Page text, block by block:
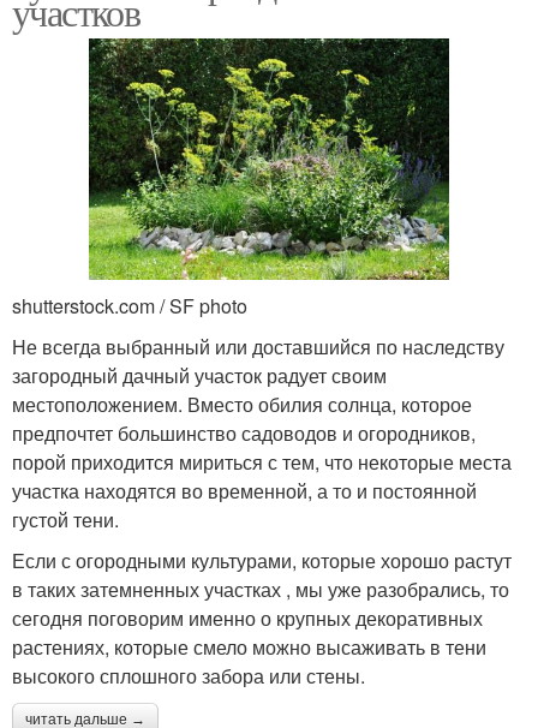
участков
shutterstock.com / SF photo
Не всегда выбранный или доставшийся по наследству
загородный дачный участок радует своим
местоположением. Вместо обилия солнца, которое
предпочтет большинство садоводов и огородников,
порой приходится мириться с тем, что некоторые места
участка находятся во временной, а то и постоянной
густой тени.
Если с огородными культурами, которые хорошо растут
в таких затемненных участках , мы уже разобрались, то
сегодня поговорим именно о крупных декоративных
растениях, которые смело можно высаживать в тени
высокого сплошного забора или стены.
читать дальше →